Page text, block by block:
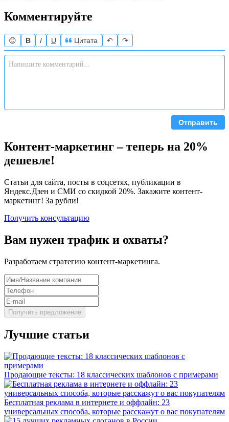
Комментируйте
😊 B I U Цитата ↶ ↷
Отправить
Контент-маркетинг – теперь на 20%
дешевле!
Статьи для сайта, посты в соцсетях, публикации в
Яндекс.Дзен и СМИ со скидкой 20%. Закажите контент-
маркетинг! Зa рубли!
Получить консультацию
Вам нужен трафик и охваты?
Разработаем стратегию контент-маркетинга.
Лучшие статьи
Продающие тексты: 18 классических шаблонов с примерами
Бесплатная реклама в интернете и оффлайн: 23
универсальных способа, которые расскажут о вас покупателям